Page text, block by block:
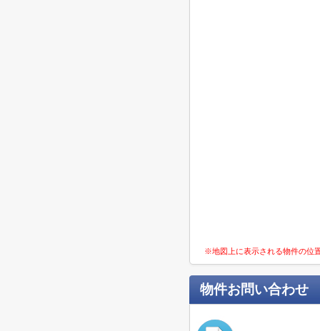
※地図上に表示される物件の位
物件お問い合わせ